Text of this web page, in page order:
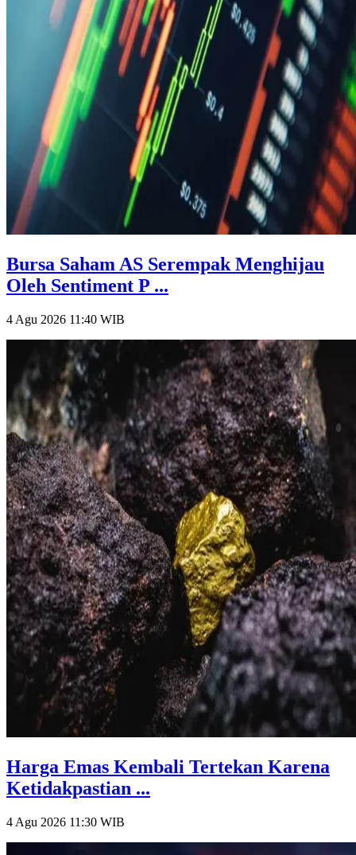
Bursa Saham AS Serempak Menghijau
Oleh Sentiment P ...
4 Agu 2026 11:40 WIB
Harga Emas Kembali Tertekan Karena
Ketidakpastian ...
4 Agu 2026 11:30 WIB